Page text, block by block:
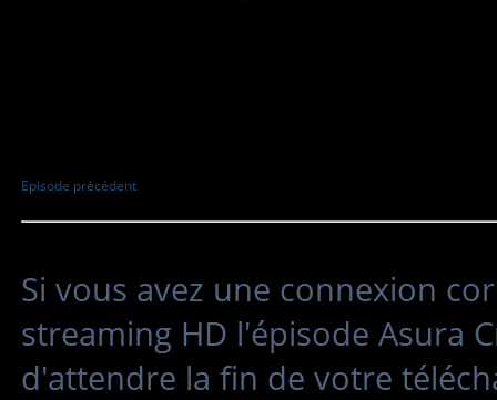
Episode précédent
Si vous avez une connexion
streaming HD l'épisode Asura
d'attendre la fin de votre